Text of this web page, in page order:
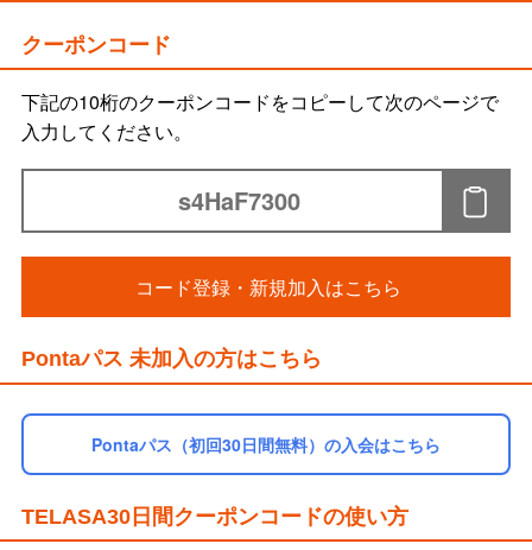
※ご利⽤には、インターネット環境が必要です。
※ご利⽤には、au IDでのWEB登録が必要です。(iOS機器はApple Accountも
※お⽀払い⽅法は「au PAY（auかんたん決済）」となります。
※課⾦開始⽇が⽉の途中だった場合は、当⽉の情報料は⽇割りとなり、⽉の
途中での退会の場合は、退会⽉の情報料は満額かかります。
※アプリのダウンロードには、本体の空き容量が20MB必要となります。
※ストリーミングサービスの為、配信された⾳声や映像の保存はできません
※作品により端末にダウンロードして48時間視聴可能です（1端末で上限25本
の保存が可能）。
※フィルタリングサービスご利⽤の⽅は、設定などによりTELASAが利⽤でき
ます。
※お客さまが操作していない場合でも通信を⾏なうことがあります。
※データ定額サービスのご加⼊を推奨します。
【通信速度制限について（au回線ご利⽤の場合） 】
※ご加⼊の携帯電話の料⾦プランにより、ご利⽤状況に応じて通信速度を制
⾦プラン⼀覧のページよりご確認ください。
詳しく＞
クーポンコード
下記の10桁のクーポンコードをコピーして次のページで
入力してください。
s4HaF7300
コード登録・新規加入はこちら
Pontaパス 未加入の方はこちら
Pontaパス（初回30日間無料）の入会はこちら
TELASA30日間クーポンコードの使い方